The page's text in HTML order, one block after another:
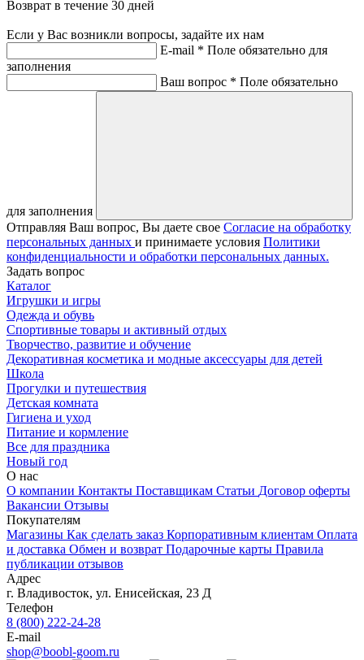
Возврат в течение 30 дней
Если у Вас возникли вопросы, задайте их нам
E-mail * Поле обязательно для
заполнения
Ваш вопрос * Поле обязательно
для заполнения
Отправляя Ваш вопрос, Вы даете свое Согласие на обработку
персональных данных и принимаете условия Политики
конфиденциальности и обработки персональных данных.
Задать вопрос
Каталог
Игрушки и игры
Одежда и обувь
Спортивные товары и активный отдых
Творчество, развитие и обучение
Декоративная косметика и модные аксессуары для детей
Школа
Прогулки и путешествия
Детская комната
Гигиена и уход
Питание и кормление
Все для праздника
Новый год
О нас
О компании Контакты Поставщикам Статьи Договор оферты
Вакансии Отзывы
Покупателям
Магазины Как сделать заказ Корпоративным клиентам Оплата
и доставка Обмен и возврат Подарочные карты Правила
публикации отзывов
Адрес
г. Владивосток, ул. Енисейская, 23 Д
Телефон
8 (800) 222-24-28
E-mail
shop@boobl-goom.ru